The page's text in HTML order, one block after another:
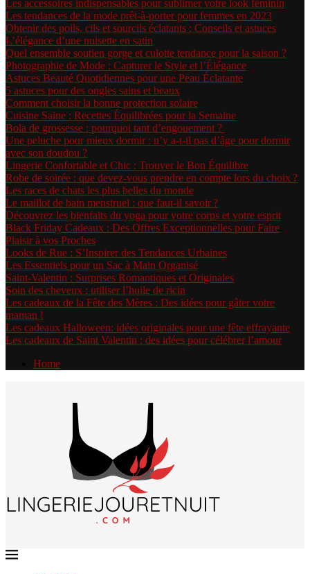
Les accessoires indispensables pour sublimer votre look féminin
Les tendances de la mode prêt-à-porter pour femmes en 2023
Obtenir des poils, cils et sourcils éclatants : Conseils et astuces
L’élégance d’une nuisette en satin
Quel ensemble soutien gorge et culotte tendance pour la saison ?
Photographie de Mode : Capturer le Style et l’Élégance
Astuces Beauté Quotidiennes pour une Peau Éclatante
5 astuces pour des ongles sains et beaux
Comment choisir la bonne protection solaire
Cuisine Saine : Recettes Équilibrées pour la Semaine
Bola de grossesse : pourquoi tant d’engouement ?
Une peluche pour mieux dormir : n’y a-t-il pas d’âge pour dormir
avec son doudou ?
Lingerie Confortable et Chic : Trouver le Bon Équilibre
Robe de soirée : que devez-vous prendre en compte lors du choix ?
Les races de chats les plus belles du monde
Le maillot de bain menstruel : que faut-il savoir ?
Découvrez les bienfaits du yoga pour votre corps et votre esprit
Black Friday Cadeaux : Des Offres Exceptionnelles pour Faire
Plaisir à vos Proches
Looks de Rue : S’Inspirer des Tendances Urbaines
Les Essentiels pour un Sac à Main Organisé
Saint-Valentin : Surprises Romantiques et Originales
Soin des cheveux : utiliser l’huile de ricin
Les cadeaux de la Fête des Mères : Des idées pour gâter votre
maman !
Les cadeaux Halloween: idées originales pour une fête effrayante
Les cadeaux de Saint Valentin : des idées pour célébrer l’amour
Home